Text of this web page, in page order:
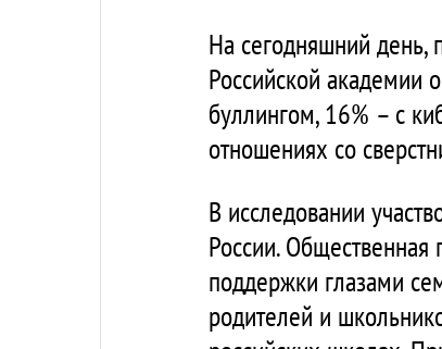
На сегодняшний день,
Российской академии
буллингом, 16% – с
отношениях со
В исследовании
России.
поддержки глазами
родителей и